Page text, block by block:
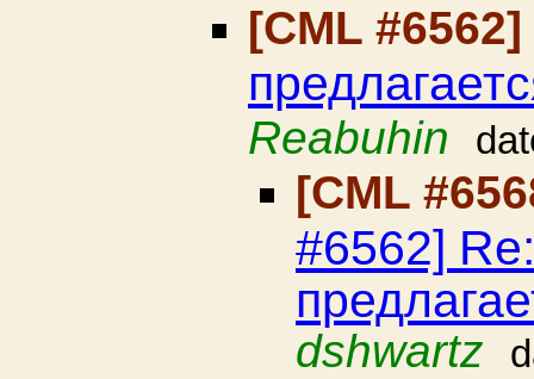
[CML #6562]
Reabuhin
[CML
#6562]
dshwartz